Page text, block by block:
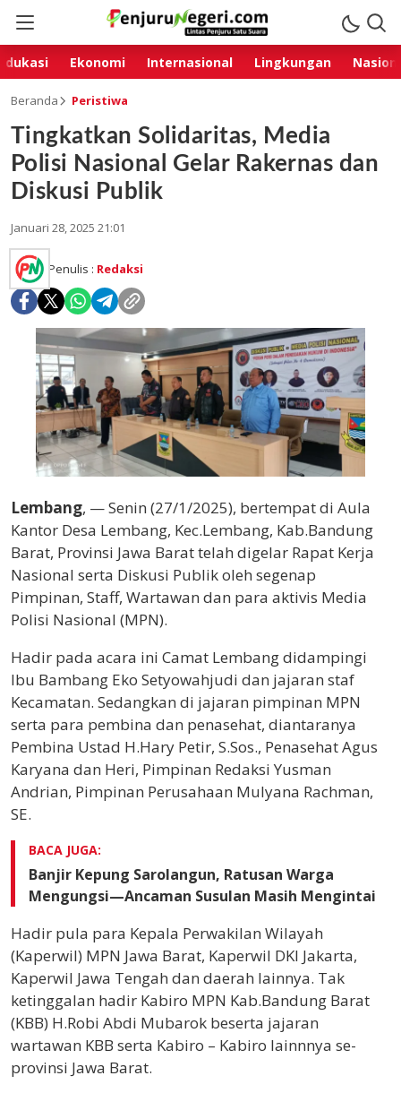
Ekonomi Internasional Lingkungan
Beranda Peristiwa
Tingkatkan Solidaritas, Media
Polisi Nasional Gelar Rakernas dan
Diskusi Publik
Januari 28, 2025 21:01
Penulis : Redaksi
Lembang, — Senin (27/1/2025), bertempat di Aula
Kantor Desa Lembang, Kec.Lembang, Kab.Bandung
Barat, Provinsi Jawa Barat telah digelar Rapat Kerja
Nasional serta Diskusi Publik oleh segenap
Pimpinan, Staff, Wartawan dan para aktivis Media
Polisi Nasional (MPN).
Hadir pada acara ini Camat Lembang didampingi
Ibu Bambang Eko Setyowahjudi dan jajaran staf
Kecamatan. Sedangkan di jajaran pimpinan MPN
serta para pembina dan penasehat, diantaranya
Pembina Ustad H.Hary Petir, S.Sos., Penasehat Agus
Karyana dan Heri, Pimpinan Redaksi Yusman
Andrian, Pimpinan Perusahaan Mulyana Rachman,
SE.
BACA JUGA:
Banjir Kepung Sarolangun, Ratusan Warga
Mengungsi—Ancaman Susulan Masih Mengintai
Hadir pula para Kepala Perwakilan Wilayah
(Kaperwil) MPN Jawa Barat, Kaperwil DKI Jakarta,
Kaperwil Jawa Tengah dan daerah lainnya. Tak
ketinggalan hadir Kabiro MPN Kab.Bandung Barat
(KBB) H.Robi Abdi Mubarok beserta jajaran
wartawan KBB serta Kabiro – Kabiro lainnnya se-
provinsi Jawa Barat.